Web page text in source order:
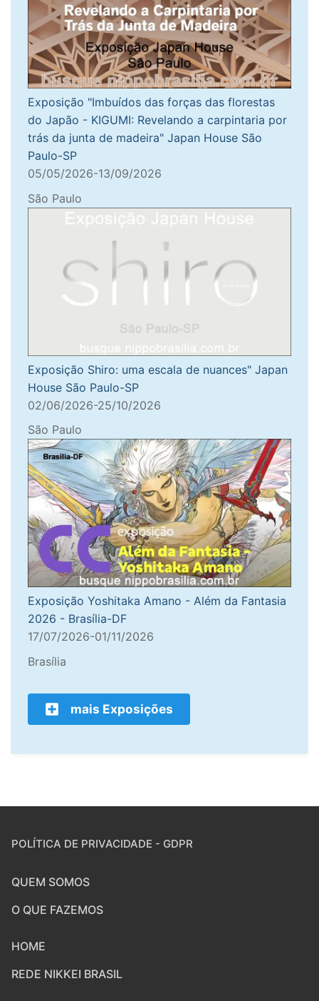
Exposição "Imbuídos das forças das florestas
do Japão - KIGUMI: Revelando a carpintaria por
trás da junta de madeira" Japan House São
Paulo-SP
05/05/2026-13/09/2026
São Paulo
Exposição Shiro: uma escala de nuances" Japan
House São Paulo-SP
02/06/2026-25/10/2026
São Paulo
Exposição Yoshitaka Amano - Além da Fantasia
2026 - Brasília-DF
17/07/2026-01/11/2026
Brasília
mais Exposições
POLÍTICA DE PRIVACIDADE - GDPR
QUEM SOMOS
O QUE FAZEMOS
HOME
REDE NIKKEI BRASIL